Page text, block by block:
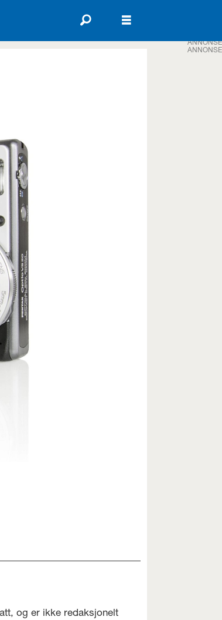
og er ikke redaksjonelt
ANNONSE
ANNONSE